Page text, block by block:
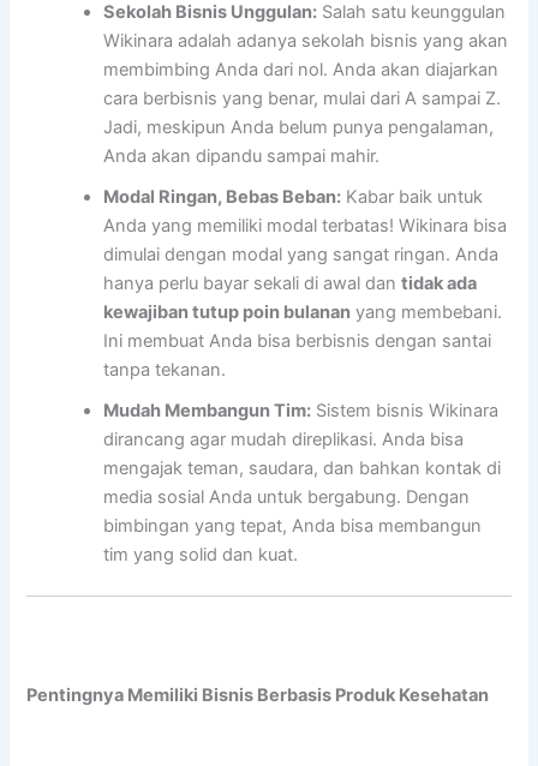
Sekolah Bisnis Unggulan: Salah satu keunggulan
Wikinara adalah adanya sekolah bisnis yang akan
membimbing Anda dari nol. Anda akan diajarkan
cara berbisnis yang benar, mulai dari A sampai Z.
Jadi, meskipun Anda belum punya pengalaman,
Anda akan dipandu sampai mahir.
Modal Ringan, Bebas Beban: Kabar baik untuk
Anda yang memiliki modal terbatas! Wikinara bisa
dimulai dengan modal yang sangat ringan. Anda
hanya perlu bayar sekali di awal dantidak ada
kewajiban tutup poin bulanan yang membebani.
Ini membuat Anda bisa berbisnis dengan santai
tanpa tekanan.
Mudah Membangun Tim: Sistem bisnis Wikinara
dirancang agar mudah direplikasi. Anda bisa
mengajak teman, saudara, dan bahkan kontak di
media sosial Anda untuk bergabung. Dengan
bimbingan yang tepat, Anda bisa membangun
tim yang solid dan kuat.
Pentingnya Memiliki Bisnis Berbasis Produk Kesehatan